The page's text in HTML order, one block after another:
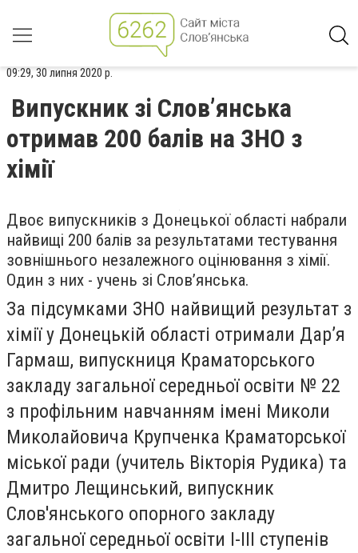
09:29, 30 липня 2020 р.
Випускник зі Слов’янська
отримав 200 балів на ЗНО з
хімії
Двоє випускників з Донецької області набрали
найвищі 200 балів за результатами тестування
зовнішнього незалежного оцінювання з хімії.
Один з них - учень зі Слов’янська.
За підсумками ЗНО найвищий результат з
хімії у Донецькій області отримали Дар’я
Гармаш, випускниця Краматорського
закладу загальної середньої освіти № 22
з профільним навчанням імені Миколи
Миколайовича Крупченка Краматорської
міської ради (учитель Вікторія Рудика) та
Дмитро Лещинський, випускник
Слов'янського опорного закладу
загальної середньої освіти І-ІІІ ступенів